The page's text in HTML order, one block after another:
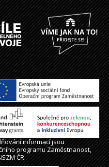
informací jsou
programu Zaměstnanost,
ČR.